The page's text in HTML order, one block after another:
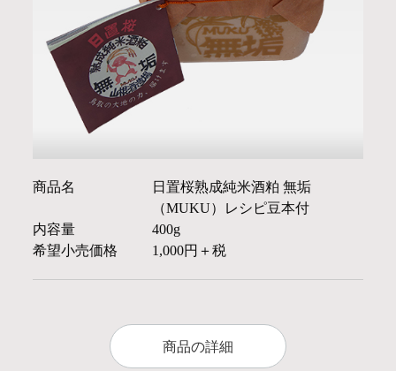
商品名
日置桜熟成純米酒粕 無垢
（MUKU）レシピ豆本付
内容量
400g
希望小売価格
1,000円＋税
商品の詳細